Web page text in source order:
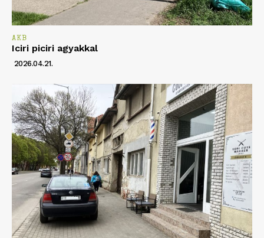
AKB
Iciri piciri agyakkal
2026.04.21.